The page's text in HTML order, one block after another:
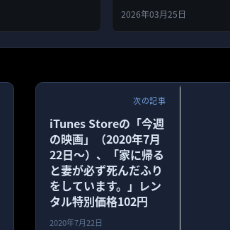
か！？
2026年03月25日
次の記事
iTunes Storeの「今週
の映画」（2020年7月
22日〜）、「家に帰る
と妻が必ず死んだふり
をしています。」レン
タル特別価格102円
2020年7月22日